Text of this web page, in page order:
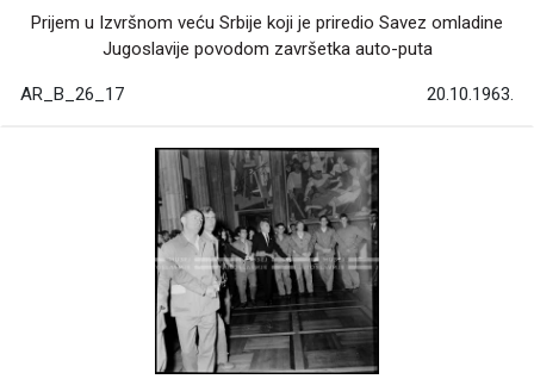
Prijem u Izvršnom veću Srbije koji je priredio Savez omladine
Jugoslavije povodom završetka auto-puta
AR_B_26_17 20.10.1963.